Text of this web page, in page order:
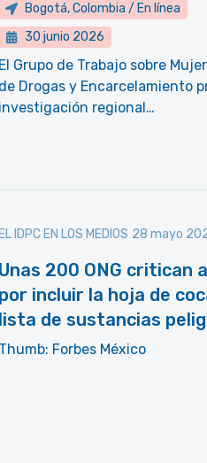
Bogotá, Colombia / En línea
30 junio 2026
El Grupo de Trabajo sobre
de Drogas y Encarcelamiento
investigación regional…
EL IDPC EN LOS MEDIOS 28 mayo
Unas 200 ONG critican
por incluir la hoja de
lista de sustancias
Thumb: Forbes México